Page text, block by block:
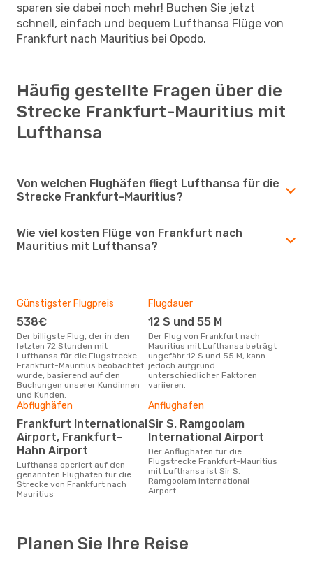
sparen sie dabei noch mehr! Buchen Sie jetzt
schnell, einfach und bequem Lufthansa Flüge von
Frankfurt nach Mauritius bei Opodo.
Häufig gestellte Fragen über die
Strecke Frankfurt-Mauritius mit
Lufthansa
Von welchen Flughäfen fliegt Lufthansa für die
Strecke Frankfurt-Mauritius?
Wie viel kosten Flüge von Frankfurt nach
Mauritius mit Lufthansa?
Günstigster Flugpreis
538€
Der billigste Flug, der in den
letzten 72 Stunden mit
Lufthansa für die Flugstrecke
Frankfurt-Mauritius beobachtet
wurde, basierend auf den
Buchungen unserer Kundinnen
und Kunden.
Flugdauer
12 S und 55 M
Der Flug von Frankfurt nach
Mauritius mit Lufthansa beträgt
ungefähr 12 S und 55 M, kann
jedoch aufgrund
unterschiedlicher Faktoren
variieren.
Abflughäfen
Frankfurt International
Airport, Frankfurt–
Hahn Airport
Lufthansa operiert auf den
genannten Flughäfen für die
Strecke von Frankfurt nach
Mauritius
Anflughafen
Sir S. Ramgoolam
International Airport
Der Anflughafen für die
Flugstrecke Frankfurt-Mauritius
mit Lufthansa ist Sir S.
Ramgoolam International
Airport.
Planen Sie Ihre Reise